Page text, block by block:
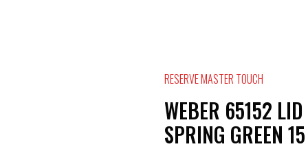
RESERVE MASTER TOUCH
WEBER 65152
SPRING GREEN